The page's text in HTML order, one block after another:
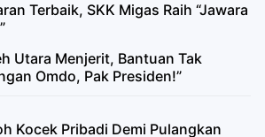
Terbaik, SKK Migas Raih “Jawara
Utara Menjerit, Bantuan Tak
Omdo, Pak Presiden!”
Kocek Pribadi Demi Pulangkan